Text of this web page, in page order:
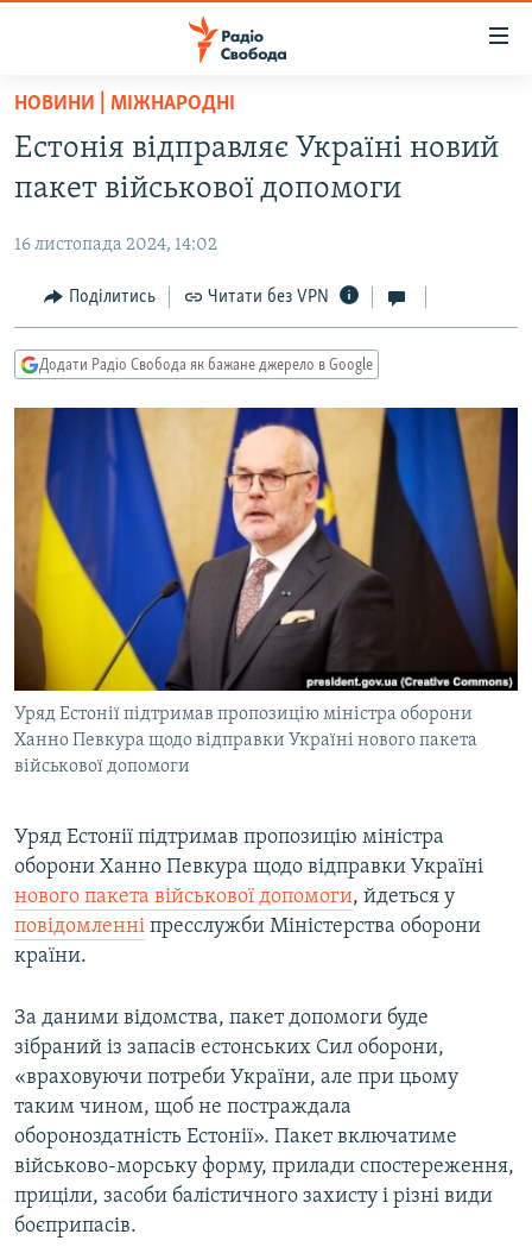
Перейти
основного
матеріалу
до
навігації
Перейти
до
ПОЛІТИКА
ЕКОНОМІКА
КУЛЬТУРА
СПОРТ
УКРАЇНА
СВІТ
ВІЙНА
РОСІЙСЬКА «ФІЛЬТРАЦІЯ»
КРИМ.РЕАЛІЇ
ТИ ЯК?
СХЕМИ
КИТАЙ.ВИКЛИКИ
МУЛЬТИМЕДІА
ФОТО
СПЕЦПРОЄКТИ
ПОДКАСТИ
КРИМ РЕАЛІЇ
РУС
КТАТ
ДОЛУЧАЙСЯ!
Усі сайти RFE/RL
НОВИНИ | МІЖНАРОДНІ
Естонія відправляє Україні новий
пакет військової допомоги
16 листопада 2024, 14:02
Поділитись Читати без VPN
Додати Радіо Свобода як бажане джерело в Google
Уряд Естонії підтримав пропозицію міністра оборони
Ханно Певкура щодо відправки Україні нового пакета
військової допомоги
Уряд Естонії підтримав пропозицію міністра
оборони Ханно Певкура щодо відправки Україні
нового пакета військової допомоги, йдеться у
повідомленні пресслужби Міністерства оборони
країни.
За даними відомства, пакет допомоги буде
зібраний із запасів естонських Сил оборони,
«враховуючи потреби України, але при цьому
таким чином, щоб не постраждала
обороноздатність Естонії». Пакет включатиме
військово-морську форму, прилади спостереження,
приціли, засоби балістичного захисту і різні види
боєприпасів.